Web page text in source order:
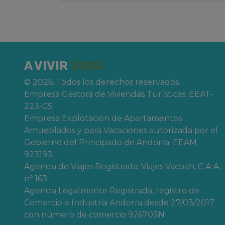
entrada te darán unas innovadoras
puedes cambiar el idioma de la
haber una película más infantil una vez al
Abierto de 10:00 h. – hasta comienzo
Loshorarios de la Ciudad de las
según temporada, día de la semana y
10:00h de la mañana . Puedes consultar
A VIVIR 3000
© 2026. Todos los derechos reservados.
Empresa Gestora de Viviendas Turísticas: EEAT-
223-CS
Empresa Explotación de Apartamentos
Amueblados y para Vacaciones autorizada por el
Gobierno del Principado de Andorra: EEAM
923193
Agencia de Viajes Registrada: Viajes Vacoah, C.A.A.
nº 163
Agencia Legalmente Registrada, registro de
Comercio e Industria Andorra desde 27/03/2017
con número de comercio 926703N